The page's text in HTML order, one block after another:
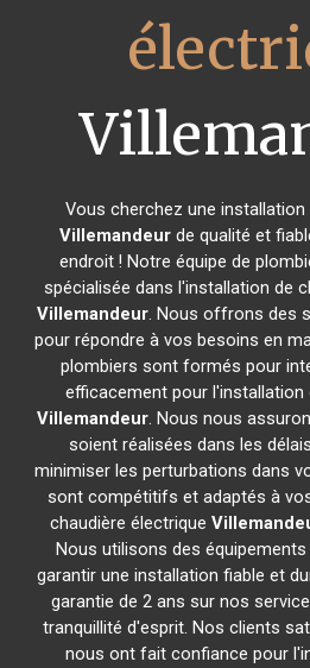
Vous cherchez une
Villemandeurde qualité et
endroit ! Notre équipe de
spécialisée dans l'installation de
Villemandeur. Nous offrons des
pour répondre à vos besoins en
plombiers sont formés pour
efficacement pour l'installation
Villemandeur. Nous nous
soient réalisées dans les
minimiser les perturbations dans
sont compétitifs et adaptés à
chaudière électrique
Nous utilisons des
garantir une installation fiable et
garantie de 2 ans sur nos
tranquillité d'esprit. Nos clients
nous ont fait confiance pour